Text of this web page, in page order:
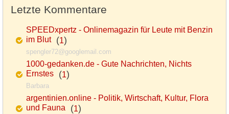
Letzte Kommentare
SPEEDxpertz - Onlinemagazin für Leute mit Benzin
im Blut(1)
spengler72@googlemail.com
1000-gedanken.de - Gute Nachrichten, Nichts
Ernstes (1)
Barbara
argentinien.online - Politik, Wirtschaft, Kultur, Flora
und Fauna (1)